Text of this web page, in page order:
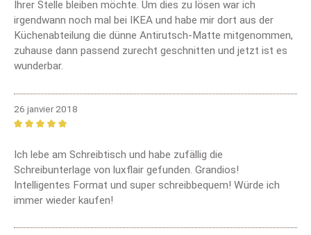
Ihrer Stelle bleiben möchte. Um dies zu lösen war ich
irgendwann noch mal bei IKEA und habe mir dort aus der
Küchenabteilung die dünne Antirutsch-Matte mitgenommen,
zuhause dann passend zurecht geschnitten und jetzt ist es
wunderbar.
26 janvier 2018
Ich lebe am Schreibtisch und habe zufällig die
Schreibunterlage von luxflair gefunden. Grandios!
Intelligentes Format und super schreibbequem! Würde ich
immer wieder kaufen!